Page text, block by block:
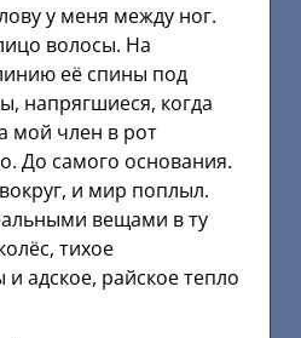
у меня между ног.
волосы. На
её спины под
напрягшиеся, когда
мой член в рот
До самого основания.
и мир поплыл.
вещами в ту
тихое
адское, райское тепло